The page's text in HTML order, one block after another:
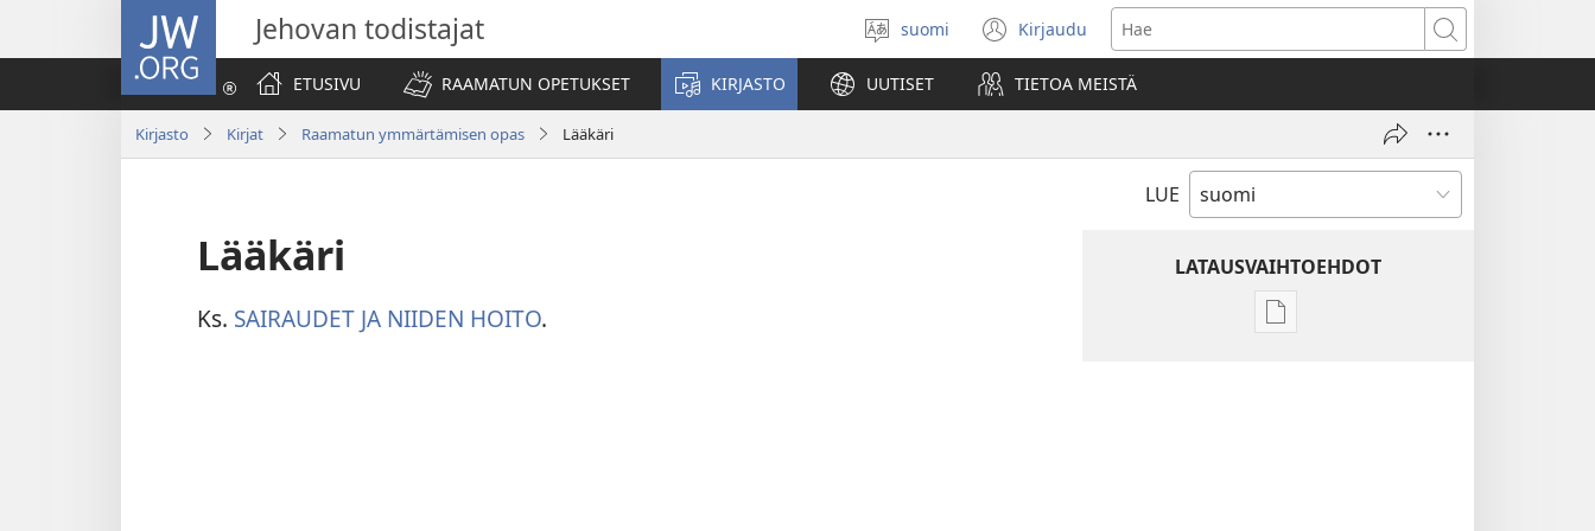
JW.ORG Jehovan todistajat
Valitse
kieli
suomi Kirjaudu
(avaa
uuden
ikkunan)
Hae
ETUSIVU
RAAMATUN OPETUKSET KIRJASTO UUTISET TIETOA MEISTÄ
Kirjasto Kirjat Raamatun ymmärtämisen opas Lääkäri
LUE
Lääkäri
Ks. SAIRAUDET JA NIIDEN HOITO.
LATAUSVAIHTOEHDOT
Julkaisujen